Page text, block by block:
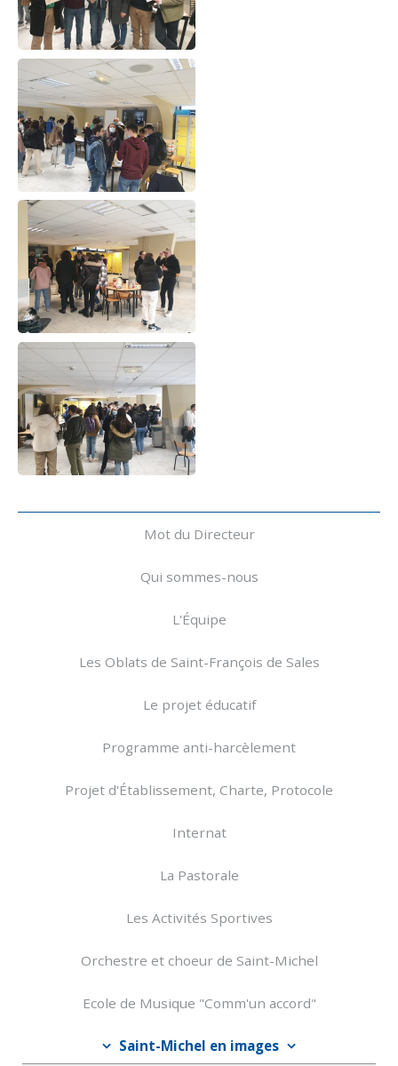
Navigation
Mot du Directeur
Qui sommes-nous
L'Équipe
Les Oblats de Saint-François de Sales
Le projet éducatif
Programme anti-harcèlement
Projet d'Établissement, Charte, Protocole
Internat
La Pastorale
Les Activités Sportives
Orchestre et choeur de Saint-Michel
Ecole de Musique "Comm'un accord"
Saint-Michel en images